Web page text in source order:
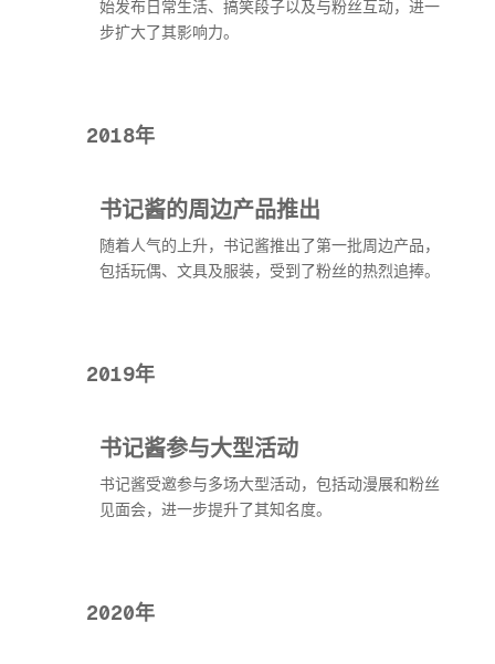
始发布日常生活、搞笑段子以及与粉丝互动，进一
步扩大了其影响力。
2018年
书记酱的周边产品推出
随着人气的上升，书记酱推出了第一批周边产品，
包括玩偶、文具及服装，受到了粉丝的热烈追捧。
2019年
书记酱参与大型活动
书记酱受邀参与多场大型活动，包括动漫展和粉丝
见面会，进一步提升了其知名度。
2020年